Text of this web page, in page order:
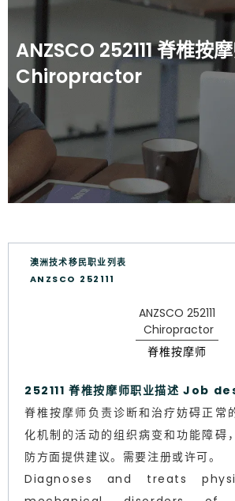
ANZSCO 252111 脊椎按
Chiropractor
澳洲技术移民职业列表
ANZSCO 252111
ANZSCO 252111
Chiropractor
脊椎按摩师
252111 脊椎按摩师职业描述 Job
脊椎按摩师负责诊断和治疗妨碍正常
化机制的活动的组织病变和功能障碍
防方面提供建议。需要注册或许可。
Diagnoses and treats